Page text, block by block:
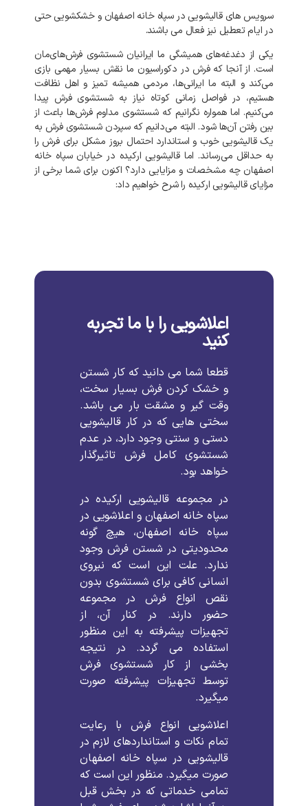
سرویس های قالیشویی در سپاه خانه اصفهان و خشکشویی حتی
در ایام تعطیل نیز فعال می باشند.
یکی از دغدغه‌های همیشگی ما ایرانیان شستشوی فرش‌های‌مان
است. از آنجا که فرش در دکوراسیون ما نقش بسیار مهمی بازی
می‌کند و البته ما ایرانی‌ها، مردمی همیشه تمیز و اهل نظافت
هستیم، در فواصل زمانی کوتاه نیاز به شستشوی فرش پیدا
می‌کنیم. اما همواره نگرانیم که شستشوی مداوم فرش‌ها باعث از
بین رفتن آن‌ها شود. البته می‌دانیم که سپردن شستشوی فرش به
یک قالیشویی خوب و استاندارد احتمال بروز مشکل برای فرش را
به‌ حداقل می‌رساند. اما قالیشویی ارکیده در خیابان سپاه خانه
اصفهان چه مشخصات و مزایایی دارد؟ اکنون برای شما برخی از
مزایای قالیشویی ارکیده راشرح خواهیم داد:
اعلاشویی را با ما تجربه
کنید
قطعا شما می دانید که کار شستن
و خشک کردن فرش بسیار سخت،
وقت گیر و مشقت بار می باشد.
سختی هایی که در کار قالیشویی
دستی و سنتی وجود دارد، در عدم
شستشوی کامل فرش تاثیرگذار
خواهد بود.
در مجموعه قالیشویی ارکیده در
سپاه خانه اصفهان و اعلاشویی در
سپاه خانه اصفهان، هیچ گونه
محدودیتی در شستن فرش وجود
ندارد.علت این است که نیروی
انسانی کافی برای شستشوی بدون
نقص
انواع فرش در
مجموعه
حضور
دارند. در کنار آن،
از
تجهیزات پیشرفته به این منظور
استفاده
می گردد. در
نتیجه
بخشی
از کار شستشوی فرش
توسط تجهیزات پیشرفته صورت
میگیرد.
اعلاشویی انواع فرش با
رعایت
تمام نکات و استانداردهای لازم در
قالیشویی در سپاه خانه اصفهان
صورت میگیرد. منظور این است که
تمامی خدماتی که در بخش قبل